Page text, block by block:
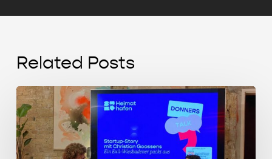
Related Posts
Start-
up
Story
mit